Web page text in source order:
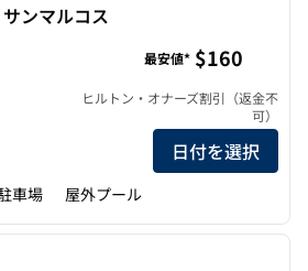
サンマルコス
マルコスの詳細を見る
最安値* $160
ヒルトン・オナーズ割引（返金不
可）
日付を選択
車場 屋外プール
1/12
次の